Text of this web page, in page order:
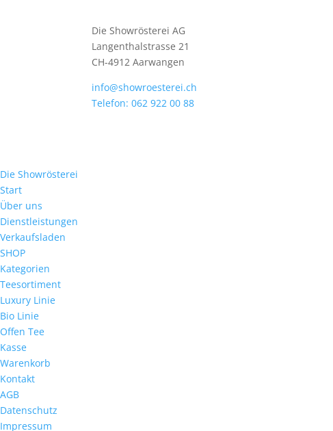
Die Showrösterei AG
Langenthalstrasse 21
CH-4912 Aarwangen
info@showroesterei.ch
Telefon: 062 922 00 88
Die Showrösterei
Start
Über uns
Dienstleistungen
Verkaufsladen
SHOP
Kategorien
Teesortiment
Luxury Linie
Bio Linie
Offen Tee
Kasse
Warenkorb
Kontakt
AGB
Datenschutz
Impressum